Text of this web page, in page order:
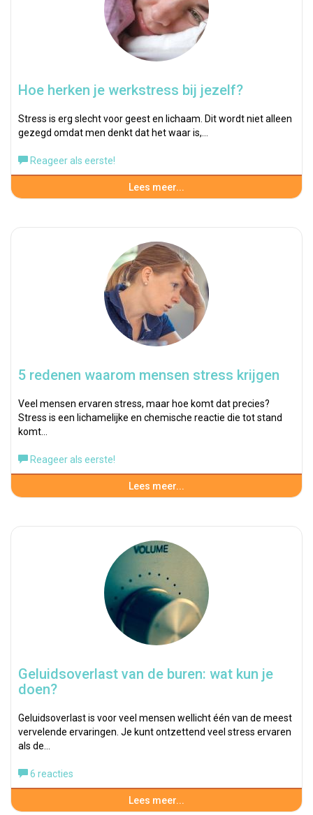
Hoe herken je werkstress bij jezelf?
Stress is erg slecht voor geest en lichaam. Dit wordt niet alleen
gezegd omdat men denkt dat het waar is,…
Reageer als eerste!
Lees meer...
5 redenen waarom mensen stress krijgen
Veel mensen ervaren stress, maar hoe komt dat precies?
Stress is een lichamelijke en chemische reactie die tot stand
komt…
Reageer als eerste!
Lees meer...
Geluidsoverlast van de buren: wat kun je
doen?
Geluidsoverlast is voor veel mensen wellicht één van de meest
vervelende ervaringen. Je kunt ontzettend veel stress ervaren
als de…
6 reacties
Lees meer...